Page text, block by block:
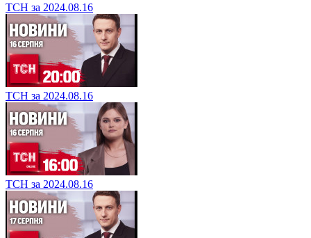
ТСН за 2024.08.16
ТСН за 2024.08.16
ТСН за 2024.08.16